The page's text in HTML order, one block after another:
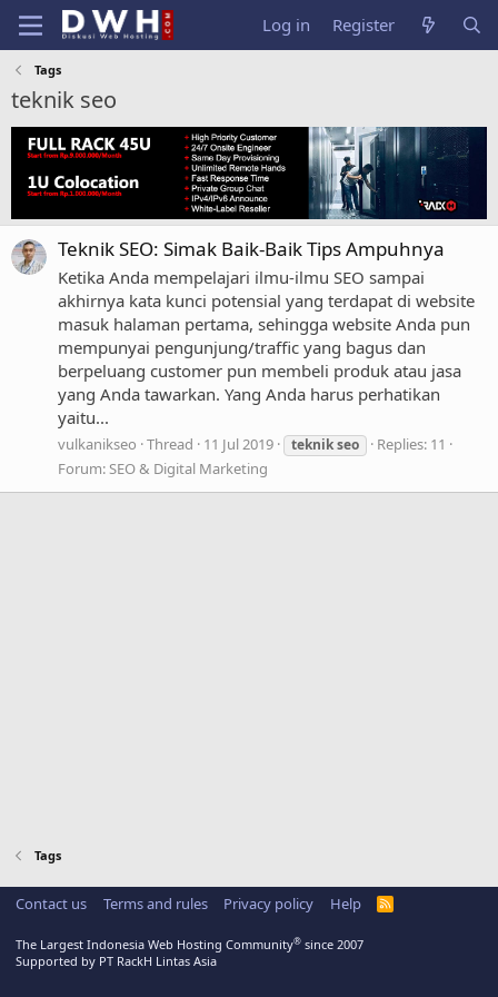
Log in Register
Tags
teknik seo
Teknik SEO: Simak Baik-Baik Tips Ampuhnya
Ketika Anda mempelajari ilmu-ilmu SEO sampai
akhirnya kata kunci potensial yang terdapat di website
masuk halaman pertama, sehingga website Anda pun
mempunyai pengunjung/traffic yang bagus dan
berpeluang customer pun membeli produk atau jasa
yang Anda tawarkan. Yang Anda harus perhatikan
yaitu...
vulkanikseo Thread 11 Jul 2019 teknikseo
Replies: 11
Forum: SEO & Digital Marketing
Tags
Contact us Terms and rules Privacy policy Help
R
The Largest Indonesia Web Hosting Community® since 2007
Supported by PT RackH Lintas Asia